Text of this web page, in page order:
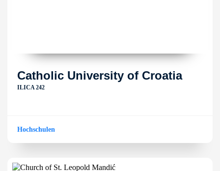
Catholic University of Croatia
ILICA 242
Hochschulen